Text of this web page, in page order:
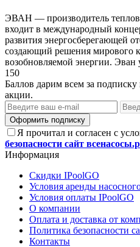
ЭВАН — производитель
входит в международный
развития энергосберегающей
создающий решения мирового
возобновляемой энергии. Эван
150
Баллов дарим всем за
акции.
Оформить подписку
Я прочитал и согласен с
безопасности сайт
Информация
Скидки IPoolGO
Условия аренды
Условия оплаты IPoolGO
О компании
Оплата и доставка от
Политика безопасности
Контакты